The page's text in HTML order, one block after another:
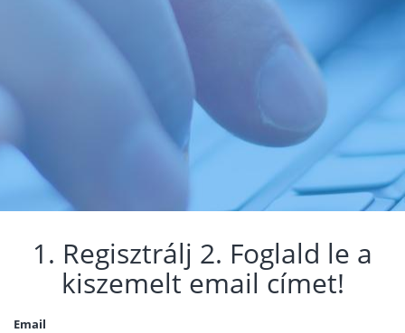
1. Regisztrálj 2. Foglald le a
kiszemelt email címet!
Email